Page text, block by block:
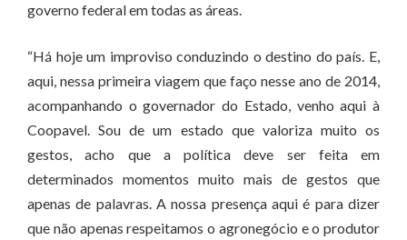
governo federal em todas as áreas.
“Há hoje um improviso conduzindo o destino do país. E,
aqui, nessa primeira viagem que faço nesse ano de 2014,
acompanhando o governador do Estado, venho aqui à
Coopavel. Sou de um estado que valoriza muito os
gestos, acho que a política deve ser feita em
determinados momentos muito mais de gestos que
apenas de palavras. A nossa presença aqui é para dizer
que não apenas respeitamos o agronegócio e o produtor